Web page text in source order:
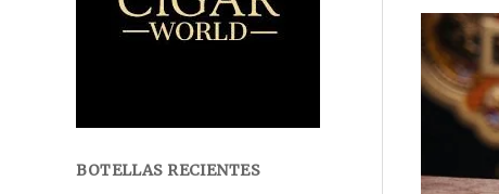
BOTELLAS RECIENTES